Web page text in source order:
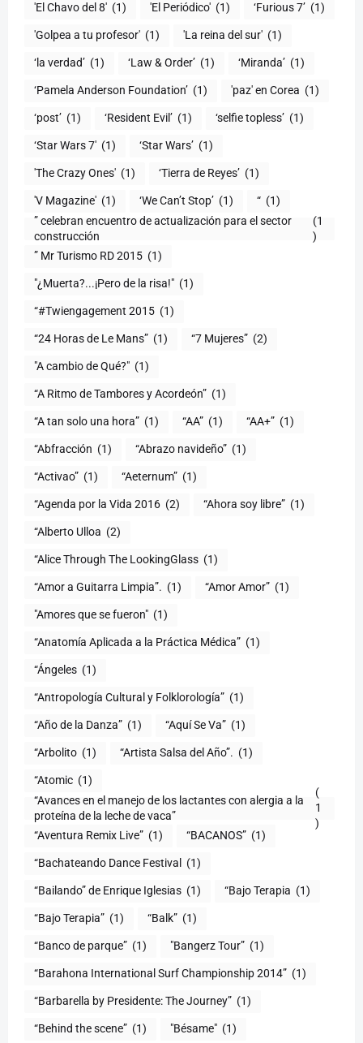
'El Chavo del 8' (1) 'El Periódico' (1) ‘Furious 7’ (1)
'Golpea a tu profesor' (1) 'La reina del sur' (1)
‘la verdad’ (1) ‘Law & Order’ (1) ‘Miranda’ (1)
‘Pamela Anderson Foundation’ (1) 'paz' en Corea (1)
‘post’ (1) ‘Resident Evil’ (1) ‘selfie topless’ (1)
‘Star Wars 7′ (1) ‘Star Wars’ (1)
'The Crazy Ones' (1) ‘Tierra de Reyes’ (1)
'V Magazine' (1) ‘We Can’t Stop’ (1) “ (1)
” celebran encuentro de actualización para el sector
construcción
(1
)
” Mr Turismo RD 2015 (1)
"¿Muerta?...¡Pero de la risa!" (1)
“#Twiengagement 2015 (1)
“24 Horas de Le Mans” (1) “7 Mujeres” (2)
(1)
“A Ritmo de Tambores y Acordeón” (1)
“A tan solo una hora” (1) “AA” (1) “AA+” (1)
“Abfracción (1) “Abrazo navideño” (1)
“Activao” (1) “Aeternum” (1)
“Agenda por la Vida 2016 (2) “Ahora soy libre” (1)
“Alberto Ulloa (2)
“Alice Through The LookingGlass (1)
“Amor a Guitarra Limpia”. (1) “Amor Amor” (1)
"Amores que se fueron" (1)
“Anatomía Aplicada a la Práctica Médica” (1)
“Ángeles (1)
“Antropología Cultural y Folklorología” (1)
“Año de la Danza” (1) “Aquí Se Va” (1)
“Arbolito (1) “Artista Salsa del Año”. (1)
“Atomic (1)
“Avances en el manejo de los lactantes con alergia a la
proteína de la leche de vaca”
(
1
)
“Aventura Remix Live” (1) “BACANOS” (1)
“Bachateando Dance Festival (1)
“Bailando” de Enrique Iglesias (1) “Bajo Terapia (1)
“Bajo Terapia” (1) “Balk” (1)
“Banco de parque” (1) "Bangerz Tour” (1)
“Barahona International Surf Championship 2014” (1)
“Barbarella by Presidente: The Journey” (1)
“Behind the scene” (1) "Bésame" (1)